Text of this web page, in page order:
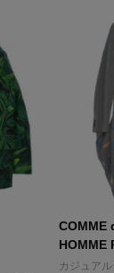
COMME
HOMME
カジュア